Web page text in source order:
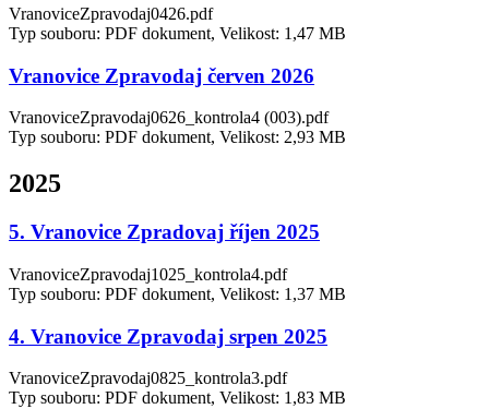
VranoviceZpravodaj0426.pdf
Typ souboru: PDF dokument, Velikost: 1,47 MB
Vranovice Zpravodaj červen 2026
VranoviceZpravodaj0626_kontrola4 (003).pdf
Typ souboru: PDF dokument, Velikost: 2,93 MB
2025
5. Vranovice Zpradovaj říjen 2025
VranoviceZpravodaj1025_kontrola4.pdf
Typ souboru: PDF dokument, Velikost: 1,37 MB
4. Vranovice Zpravodaj srpen 2025
VranoviceZpravodaj0825_kontrola3.pdf
Typ souboru: PDF dokument, Velikost: 1,83 MB